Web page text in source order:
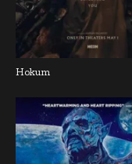
Hokum